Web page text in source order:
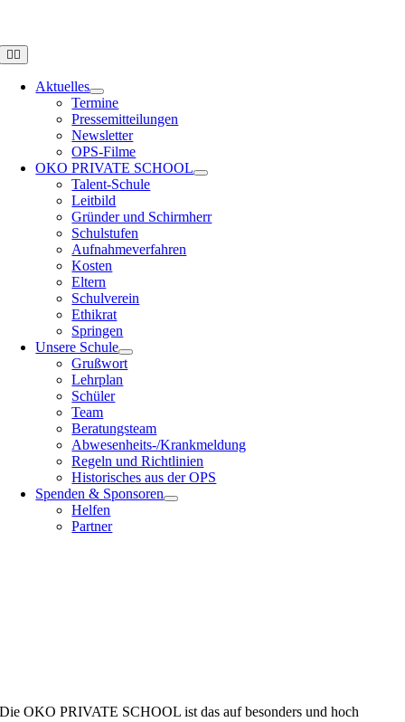
springen
Toggle
Navigation
Aktuelles
Termine
Pressemitteilungen
Newsletter
OPS-Filme
OKO PRIVATE SCHOOL
Talent-Schule
Leitbild
Gründer und Schirmherr
Schulstufen
Aufnahmeverfahren
Kosten
Eltern
Schulverein
Ethikrat
Springen
Unsere Schule
Grußwort
Lehrplan
Schüler
Team
Beratungsteam
Abwesenheits-/Krankmeldung
Regeln und Richtlinien
Historisches aus der OPS
Spenden & Sponsoren
Helfen
Partner
Die OKO PRIVATE SCHOOL ist das auf besonders und hoch